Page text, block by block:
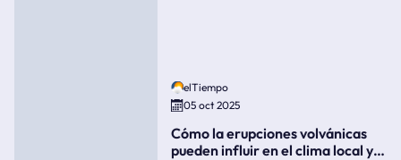
elTiempo
05 oct 2025
Cómo la erupciones volvánicas
pueden influir en el clima local y